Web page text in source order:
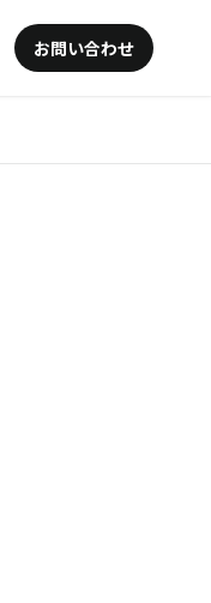
お問い合わせ